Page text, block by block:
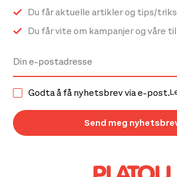
Du får aktuelle artikler og tips/
Du får vite om kampanjer og våre
Godta å få nyhetsbrev via e-post.